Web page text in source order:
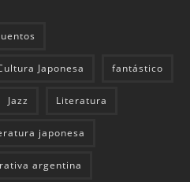
Japonesa fantástico
Jazz Literatura
japonesa
argentina